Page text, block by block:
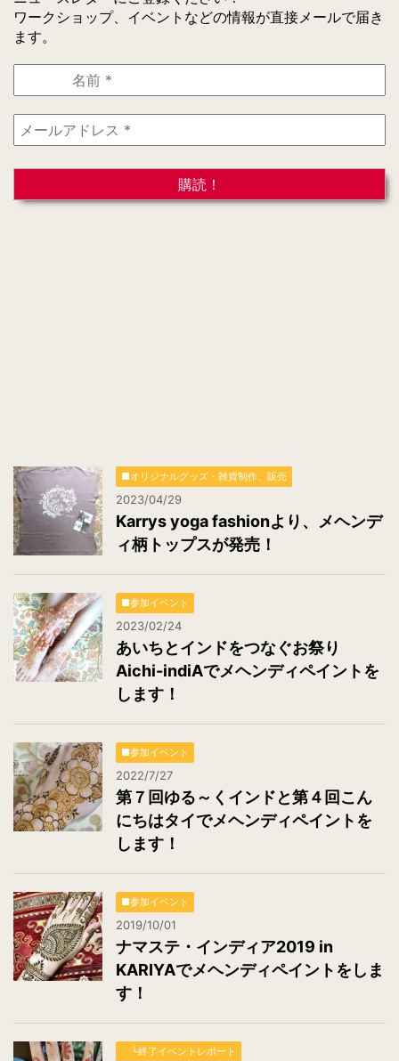
ワークショップ、イベントなどの情報が直接メールで届き
ます。
前
*
ー
ド
■オリジナルグッズ・雑貨制作、販売
2023/04/29
Karrys yoga fashionより、メヘンデ
ィ柄トップスが発売！
■参加イベント
2023/02/24
あいちとインドをつなぐお祭り
Aichi-indiAでメヘンディペイントを
します！
■参加イベント
2022/7/27
第７回ゆる～くインドと第４回こん
にちはタイでメヘンディペイントを
します！
■参加イベント
2019/10/01
ナマステ・インディア2019 in
KARIYAでメヘンディペイントをしま
す！
└終了イベントレポート